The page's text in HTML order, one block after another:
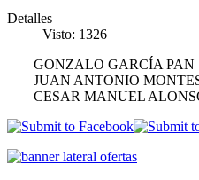
Detalles
Visto: 1326
GONZALO GARCÍA PAN
JUAN ANTONIO
CESAR MANUEL